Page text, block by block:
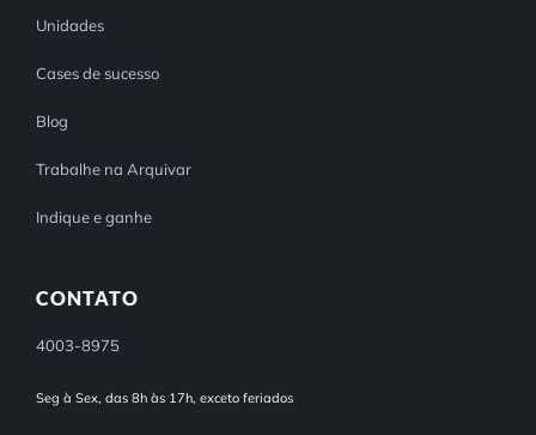
Unidades
Cases de sucesso
Blog
Trabalhe na Arquivar
Indique e ganhe
CONTATO
4003-8975
Seg à Sex, das 8h às 17h, exceto feriados